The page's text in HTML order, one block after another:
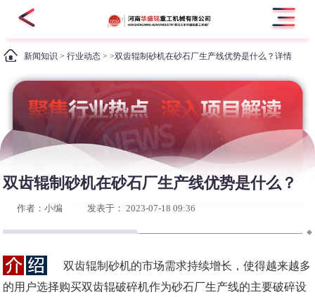
新闻知识 >行业动态 > >双齿辊制砂机在砂石厂生产线优势是什么？详情
双齿辊制砂机在砂石厂生产线优势是什么？
作者：小编 发表于： 2023-07-18 09:36
双齿辊制砂机的市场需求持续增长，使得越来越多
的用户选择购买双齿辊破碎机作为砂石厂生产线的主要破碎设